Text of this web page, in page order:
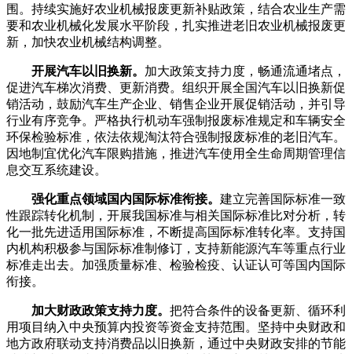
围。持续实施好农业机械报废更新补贴政策，结合农业生产需
要和农业机械化发展水平阶段，扎实推进老旧农业机械报废更
新，加快农业机械结构调整。
开展汽车以旧换新。 加大政策支持力度，畅通流通堵点，
促进汽车梯次消费、更新消费。组织开展全国汽车以旧换新促
销活动，鼓励汽车生产企业、销售企业开展促销活动，并引导
行业有序竞争。严格执行机动车强制报废标准规定和车辆安全
环保检验标准，依法依规淘汰符合强制报废标准的老旧汽车。
因地制宜优化汽车限购措施，推进汽车使用全生命周期管理信
息交互系统建设。
强化重点领域国内国际标准衔接。 建立完善国际标准一致
性跟踪转化机制，开展我国标准与相关国际标准比对分析，转
化一批先进适用国际标准，不断提高国际标准转化率。支持国
内机构积极参与国际标准制修订，支持新能源汽车等重点行业
标准走出去。加强质量标准、检验检疫、认证认可等国内国际
衔接。
加大财政政策支持力度。 把符合条件的设备更新、循环利
用项目纳入中央预算内投资等资金支持范围。坚持中央财政和
地方政府联动支持消费品以旧换新，通过中央财政安排的节能